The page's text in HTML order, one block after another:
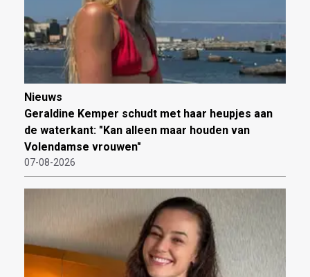
Nieuws
Geraldine Kemper schudt met haar heupjes aan
de waterkant: "Kan alleen maar houden van
Volendamse vrouwen"
07-08-2026